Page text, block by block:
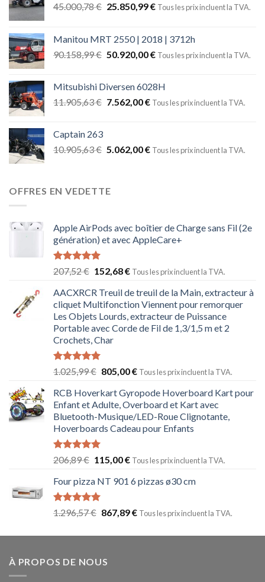
45.000,78€ 25.850,99€ Tous les prix incluent la TVA.
Manitou MRT 2550 | 2018 | 3712h
90.158,99€ 50.920,00€ Tous les prix incluent la TVA.
Mitsubishi Diversen 6028H
11.905,63€ 7.562,00€ Tous les prix incluent la TVA.
Captain 263
10.905,63€ 5.062,00€ Tous les prix incluent la TVA.
OFFRES EN VEDETTE
Apple AirPods avec boîtier de Charge sans Fil (2e
génération) et avec AppleCare+
Note5.00
sur 5
207,52€ 152,68€ Tous les prix incluent la TVA.
AACXRCR Treuil de treuil de la Main, extracteur à
cliquet Multifonction Viennent pour remorquer
Les Objets Lourds, extracteur de Puissance
Portable avec Corde de Fil de 1,3/1,5 m et 2
Crochets, Char
Note 5.00
1.025,99€ 805,00€ Tous les prix incluent la TVA.
RCB Hoverkart Gyropode Hoverboard Kart pour
Enfant et Adulte, Overboard et Kart avec
Bluetooth-Musique/LED-Roue Clignotante,
Hoverboards Cadeau pour Enfants
Note5.00
sur 5
206,89€ 115,00€ Tous les prix incluent la TVA.
Four pizza NT 901 6 pizzas ø30 cm
Note 5.00
1.296,57€ 867,89€ Tous les prix incluent la TVA.
À PROPOS DE NOUS